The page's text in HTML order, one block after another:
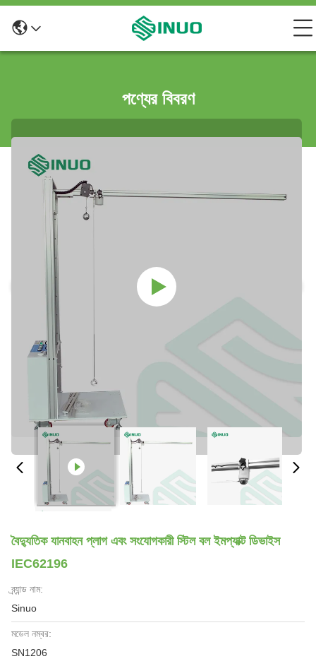
পণ্যের বিবরণ
বৈদ্যুতিক যানবাহন প্লাগ এবং সংযোগকারী স্টিল বল ইমপ্যাক্ট ডিভাইস
IEC62196
ব্র্যান্ড নাম:
Sinuo
মডেল নম্বর:
SN1206